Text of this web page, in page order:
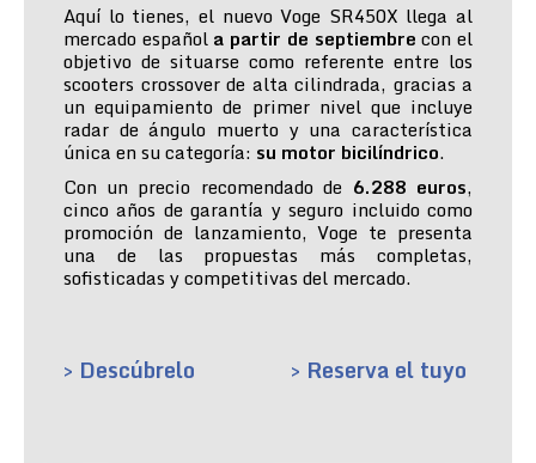
Aquí lo tienes, el nuevo Voge SR450X llega al
mercado español a partir de septiembre con el
objetivo de situarse como referente entre los
scooters crossover de alta cilindrada, gracias a
un equipamiento de primer nivel que incluye
radar de ángulo muerto y una característica
única en su categoría: su motor bicilíndrico.
Con un precio recomendado de 6.288 euros,
cinco años de garantía y seguro incluido como
promoción de lanzamiento, Voge te presenta
una de las propuestas más completas,
sofisticadas y competitivas del mercado.
> Descúbrelo > Reserva el tuyo